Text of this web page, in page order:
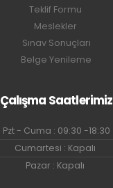
Teklif Formu
Meslekler
Sınav Sonuçları
Belge Yenileme
Çalışma Saatlerimiz
Pzt - Cuma : 09:30 -18:30
Cumartesi : Kapalı
Pazar : Kapalı